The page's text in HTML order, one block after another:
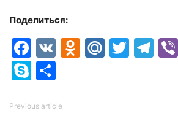
Поделиться:
Facebook
VK Mail.Ru
Skype
Previous article